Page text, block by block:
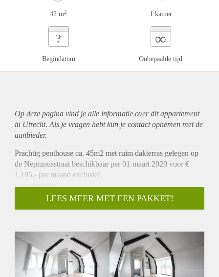
42 m2 1 kamer
?
Begindatum
∞
Onbepaalde tijd
Op deze pagina vind je alle informatie over ditappartement
in Utrecht. Als je vragen hebt kun je contact opnemen met de
aanbieder.
Prachtig penthouse ca. 45m2 met ruim dakterras gelegen op
de Neptunusstraat beschikbaar per 01-maart 2020 voor €
1.195,- per maand exclusief.
Omschrijving
Deze prachtig nieuw gebouwde penthouse is gelegen op een
prachtige locatie in Utrecht. Het appartement heeft open
afzuigkap). Het appartement heeft een prachtig ruim
dakterras met uitzicht op de Dom. Het appartement is
voorzien van een keurige PVC vloer en wordt tevens
voorzien van luxaflex. Tevens heeft het appartement een
LEES MEER MET EEN PAKKET!